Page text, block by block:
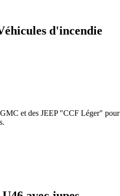
d'incendie
GMC et des JEEP "CCF Léger" pour